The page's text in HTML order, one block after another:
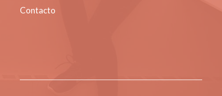
Contacto